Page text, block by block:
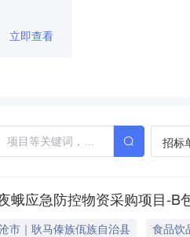
立即查看
招标
蛾应急防控物资采购项目-B
市｜耿马傣族佤族自治县
食品饮